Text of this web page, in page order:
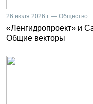
26 июля 2026 г. — Общество
«Ленгидропроект» и
Общие векторы